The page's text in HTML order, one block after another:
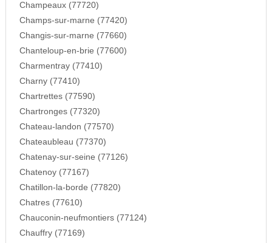
Champeaux (77720)
Champs-sur-marne (77420)
Changis-sur-marne (77660)
Chanteloup-en-brie (77600)
Charmentray (77410)
Charny (77410)
Chartrettes (77590)
Chartronges (77320)
Chateau-landon (77570)
Chateaubleau (77370)
Chatenay-sur-seine (77126)
Chatenoy (77167)
Chatillon-la-borde (77820)
Chatres (77610)
Chauconin-neufmontiers (77124)
Chauffry (77169)